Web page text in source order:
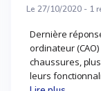
Le 27/10/2020 - 1
Dernière
ordinateur
chaussures,
leurs